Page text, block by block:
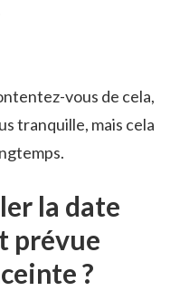
vous de cela,
tranquille, mais cela
la date
prévue
?